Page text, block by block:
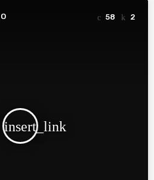
insert_link
58 2